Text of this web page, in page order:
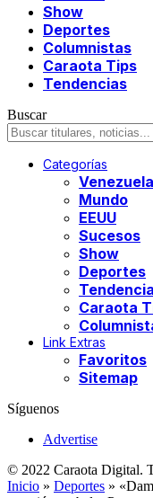
Show
Deportes
Columnistas
Caraota Tips
Tendencias
Buscar
Categorías
Venezuela
Mundo
EEUU
Sucesos
Show
Deportes
Caraota
Link Extras
Favoritos
Sitemap
Síguenos
Advertise
© 2022 Caraota Digital.
Inicio » Deportes »